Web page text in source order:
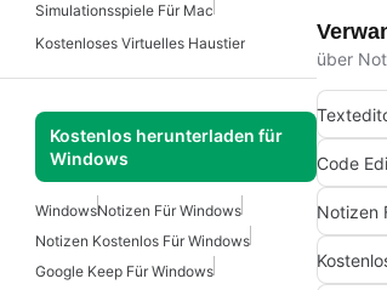
Simulationsspiele Für Mac
Kostenloses Virtuelles Haustier
Kostenlos herunterladen für
Windows
WindowsNotizen Für Windows
Notizen Kostenlos Für Windows
Google Keep Für Windows
über
Code
Notizen